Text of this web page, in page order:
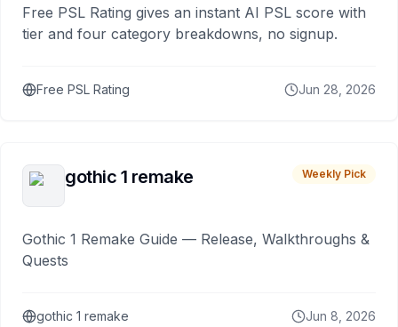
Free PSL Rating gives an instant AI PSL score with
tier and four category breakdowns, no signup.
Free PSL Rating Jun 28, 2026
gothic 1 remake Weekly Pick
Gothic 1 Remake Guide — Release, Walkthroughs &
Quests
gothic 1 remake Jun 8, 2026